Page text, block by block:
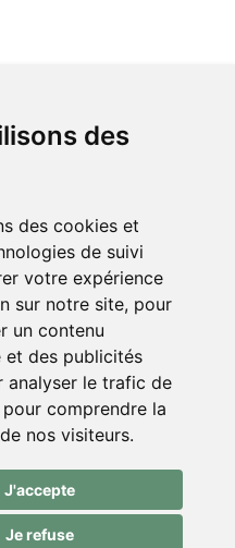
des
des cookies et
de suivi
votre expérience
sur notre site, pour
un contenu
et des publicités
analyser le trafic de
comprendre la
nos visiteurs.
J'accepte
Je refuse
Moyens de paiement
Retrait / Livraison
Retrait à la pharmacie en Click
Livraison cyclo-urbaines à Liège
avec :
Service professionnel et
écologique de livraisons rapides
et fiables.